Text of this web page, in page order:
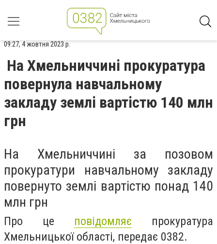
09:27, 4 жовтня 2023 р.
На Хмельниччині прокуратура
повернула навчальному
закладу землі вартістю 140 млн
грн
На Хмельниччині за позовом
прокуратури навчальному закладу
повернуто землі вартістю понад 140
млн грн
Про це повідомляє прокуратура
Хмельницької області, передає 0382.